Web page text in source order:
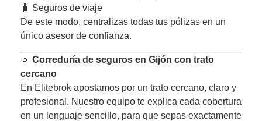
🧳 Seguros de viaje
De este modo, centralizas todas tus pólizas en un
único asesor de confianza.
🔹 Correduría de seguros en Gijón con trato
cercano
En Elitebrok apostamos por un trato cercano, claro y
profesional. Nuestro equipo te explica cada cobertura
en un lenguaje sencillo, para que sepas exactamente